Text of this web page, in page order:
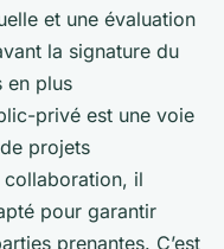
et une évaluation
la signature du
en plus
privé est une voie
projets
collaboration, il
pour garantir
prenantes. C’est